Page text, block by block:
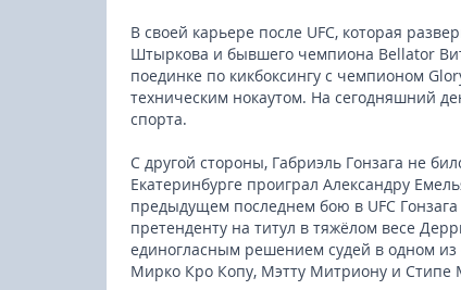
В своей карьере после UFC, которая
Штыркова и бывшего чемпиона Bellator
поединке по кикбоксингу с чемпионом
техническим нокаутом. На сегодняшний
спорта.
С другой стороны, Габриэль Гонзага не
Екатеринбурге проиграл Александру
предыдущем последнем бою в UFC
претенденту на титул в тяжёлом весе
единогласным решением судей в одном
Мирко Кро Копу, Мэтту Митриону и Стипе